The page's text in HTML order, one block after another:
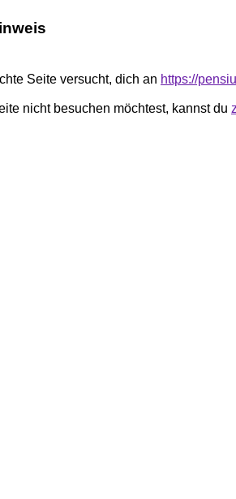
Seite versucht, dich an https://
nicht besuchen möchtest, kannst du